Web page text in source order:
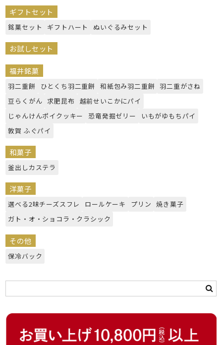
ギフトセット
銘菓セット ギフトハート ぬいぐるみセット
お試しセット
福井銘菓
羽二重餅 ひとくち羽二重餅 和紙包み羽二重餅 羽二重がさね
豆らくがん 求肥昆布 越前せいこかにパイ
じゃんけんポイクッキー
恐竜発掘ゼリー
いもがゆもちパイ
敦賀 ふぐパイ
和菓子
釜出しカステラ
洋菓子
選べる2味チーズスフレ ロールケーキ プリン
焼き菓子
ガト・オ・ショコラ・クラシック
その他
保冷バック